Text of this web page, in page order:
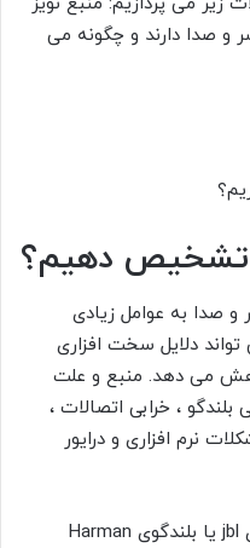
و صدا دارند و چگونه می
تشخیص دهیم؟
صدا به عوامل زیادی
تواند دلایل سخت افزاری
می دهد. منبع و علت
، خرابی اتصالات ،
نرم افزاری و درایور
jbl یا بلندگوی
Harman